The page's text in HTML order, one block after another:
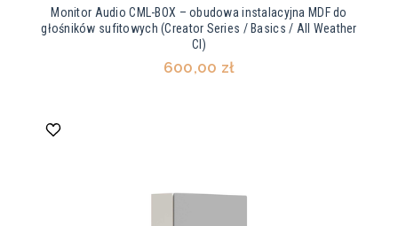
Monitor Audio CML-BOX – obudowa instalacyjna MDF do
głośników sufitowych (Creator Series / Basics / All Weather
CI)
600,00 zł